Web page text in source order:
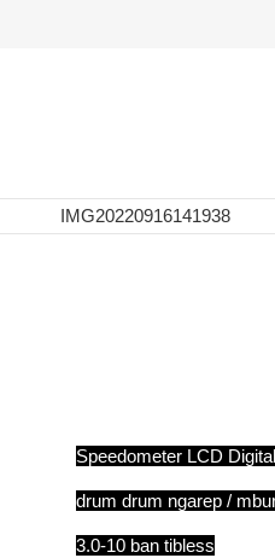
Speedometer LCD Digital
drum drum ngarep /
3.0-10 ban tibless